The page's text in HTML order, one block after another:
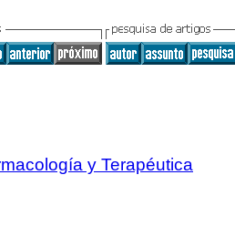
y Terapéutica